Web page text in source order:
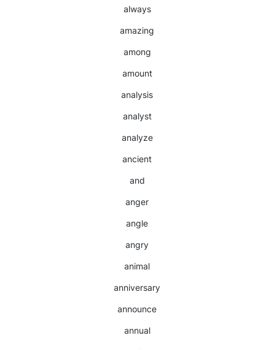
always
amazing
among
amount
analysis
analyst
analyze
ancient
and
anger
angle
angry
animal
anniversary
announce
annual